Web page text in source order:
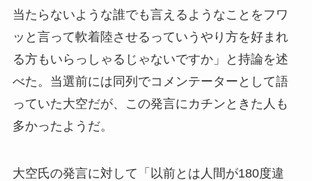
当たらないような誰でも言えるようなことをフワ
ッと言って軟着陸させるっていうやり方を好まれ
る方もいらっしゃるじゃないですか」と持論を述
べた。当選前には同列でコメンテーターとして語
っていた大空だが、この発言にカチンときた人も
多かったようだ。
大空氏の発言に対して「以前とは人間が180度違